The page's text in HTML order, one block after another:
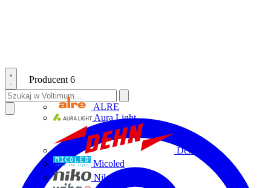
Producent 6
ALRE
Aura Light
Dehn
Micoled
Niko